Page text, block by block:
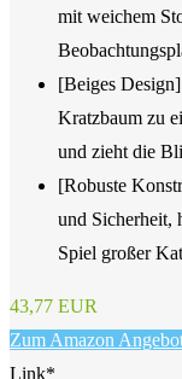
mit weichem
[Beiges
Kratzbaum zu
und zieht die
[Robuste
und Sicherheit,
Spiel großer
43,77 EUR
Zum Amazon
Link*